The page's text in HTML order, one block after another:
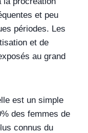
et peu
périodes. Les
et de
au grand
est un simple
des femmes de
connus du